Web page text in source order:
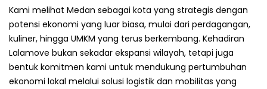
Kami melihat Medan sebagai kota yang strategis dengan
potensi ekonomi yang luar biasa, mulai dari perdagangan,
kuliner, hingga UMKM yang terus berkembang. Kehadiran
Lalamove bukan sekadar ekspansi wilayah, tetapi juga
bentuk komitmen kami untuk mendukung pertumbuhan
ekonomi lokal melalui solusi logistik dan mobilitas yang